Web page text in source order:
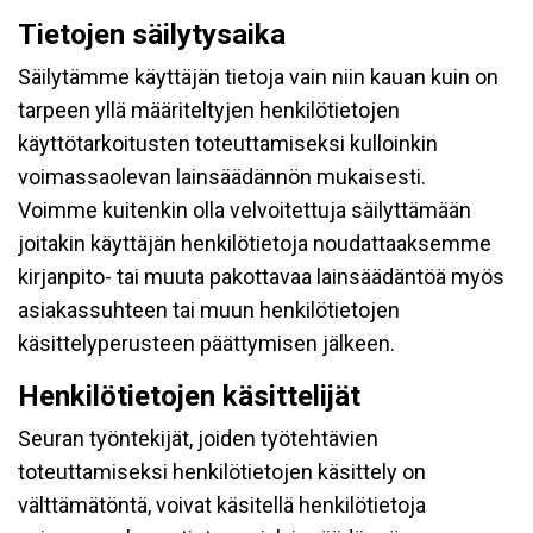
Tietojen säilytysaika
Säilytämme käyttäjän tietoja vain niin kauan kuin on
tarpeen yllä määriteltyjen henkilötietojen
käyttötarkoitusten toteuttamiseksi kulloinkin
voimassaolevan lainsäädännön mukaisesti.
Voimme kuitenkin olla velvoitettuja säilyttämään
joitakin käyttäjän henkilötietoja noudattaaksemme
kirjanpito- tai muuta pakottavaa lainsäädäntöä myös
asiakassuhteen tai muun henkilötietojen
käsittelyperusteen päättymisen jälkeen.
Henkilötietojen käsittelijät
Seuran työntekijät, joiden työtehtävien
toteuttamiseksi henkilötietojen käsittely on
välttämätöntä, voivat käsitellä henkilötietoja